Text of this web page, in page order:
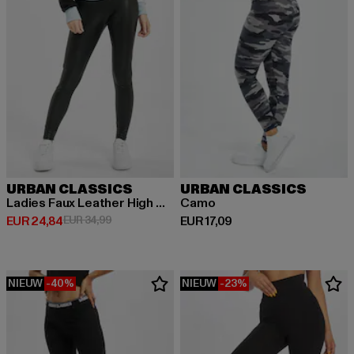
URBAN CLASSICS
Ladies Faux Leather High Waist
EUR 24,84
Huidige prijs: EUR 24,84
EUR 34,99Actieprijs: EUR 34,99
URBAN CLASSICS
Camo
EUR 17,09
Huidige prijs: EUR 17,09
NIEUW -40% NIEUW -23%